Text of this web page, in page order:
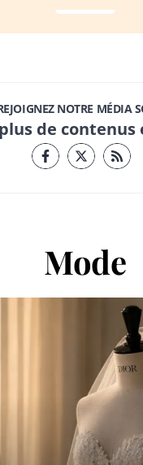
NOTRE MÉDIA
de contenus
Mode